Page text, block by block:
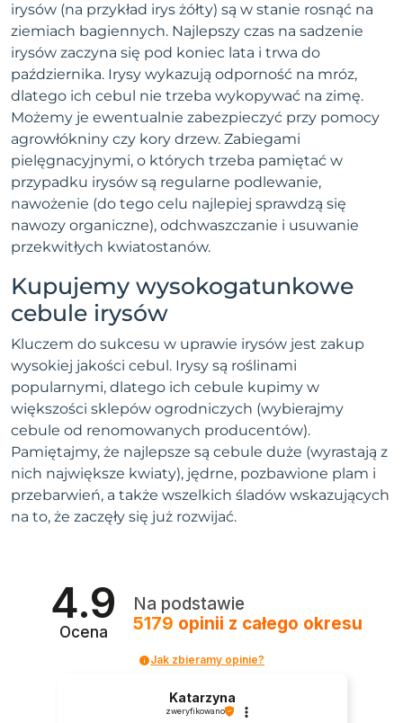
irysów (na przykład irys żółty) są w stanie rosnąć na
ziemiach bagiennych. Najlepszy czas na sadzenie
irysów zaczyna się pod koniec lata i trwa do
października. Irysy wykazują odporność na mróz,
dlatego ich cebul nie trzeba wykopywać na zimę.
Możemy je ewentualnie zabezpieczyć przy pomocy
agrowłókniny czy kory drzew. Zabiegami
pielęgnacyjnymi, o których trzeba pamiętać w
przypadku irysów są regularne podlewanie,
nawożenie (do tego celu najlepiej sprawdzą się
nawozy organiczne), odchwaszczanie i usuwanie
przekwitłych kwiatostanów.
Kupujemy wysokogatunkowe
cebule irysów
Kluczem do sukcesu w uprawie irysów jest zakup
wysokiej jakości cebul. Irysy są roślinami
popularnymi, dlatego ich cebule kupimy w
większości sklepów ogrodniczych (wybierajmy
cebule od renomowanych producentów).
Pamiętajmy, że najlepsze są cebule duże (wyrastają z
nich największe kwiaty), jędrne, pozbawione plam i
przebarwień, a także wszelkich śladów wskazujących
na to, że zaczęły się już rozwijać.
4.9
Ocena
Na podstawie
5179 opinii z całego okresu
Jak zbieramy opinie?
Katarzyna
zweryfikowano